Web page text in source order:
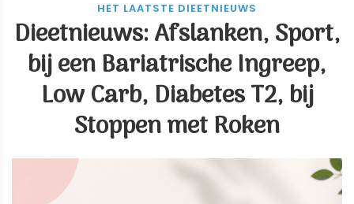
HET LAATSTE DIEETNIEUWS
Dieetnieuws: Afslanken, Sport,
bij een Bariatrische Ingreep,
Low Carb, Diabetes T2, bij
Stoppen met Roken